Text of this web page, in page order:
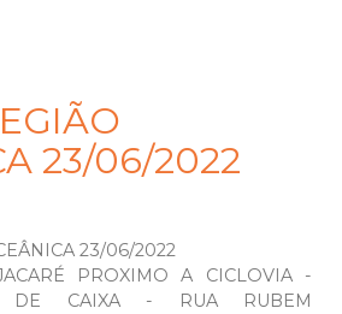
23/06/2022
23/06/2022
PROXIMO A CICLOVIA -
DE CAIXA - RUA RUBEM